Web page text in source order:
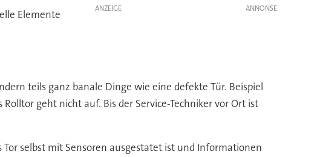
ANZEIGE
Elemente
teils ganz banale Dinge wie eine defekte Tür. Beispiel
geht nicht auf. Bis der Service-Techniker vor Ort ist
selbst mit Sensoren ausgestatet ist und Informationen